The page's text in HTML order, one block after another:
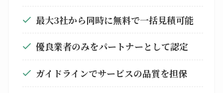
最大3社から同時に無料で一括見積可能
優良業者のみをパートナーとして認定
ガイドラインでサービスの品質を担保